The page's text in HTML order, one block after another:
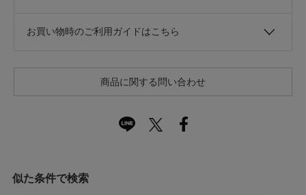
お買い物時のご利用ガイドはこちら
商品に関する問い合わせ
似た条件で検索